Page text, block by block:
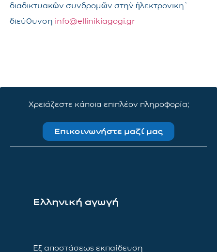
διαδικτυακῶν συνδρομῶν στὴν ἠλεκτρονικὴ
διεύθυνση info@ellinikiagogi.gr
Χρειάζεστε κάποια επιπλέον πληροφορία;
Επικοινωνήστε μαζί μας
Ελληνική αγωγή
Εξ αποστάσεως εκπαίδευση